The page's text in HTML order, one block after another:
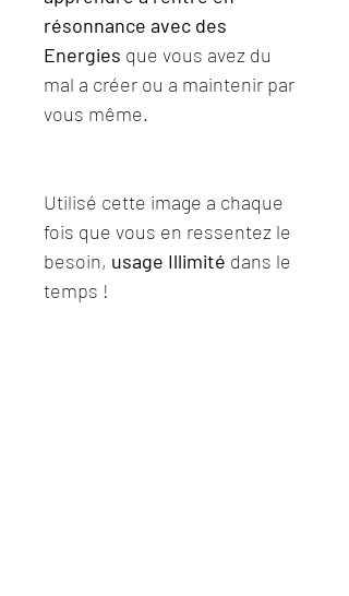
résonnance avec des
Energies que vous avez du
mal a créer ou a maintenir par
vous même.
Utilisé cette image a chaque
fois que vous en ressentez le
besoin, usage Illimité dans le
temps !